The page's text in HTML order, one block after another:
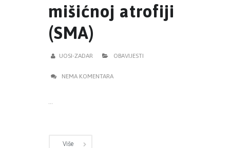
mišićnoj atrofiji
(SMA)
UOSI-ZADAR OBAVIJESTI
NEMA KOMENTARA
...
Više